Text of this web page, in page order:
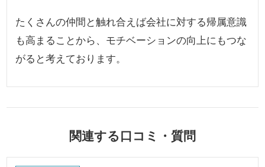
たくさんの仲間と触れ合えば会社に対する帰属意識
も高まることから、モチベーションの向上にもつな
がると考えております。
関連する口コミ・質問